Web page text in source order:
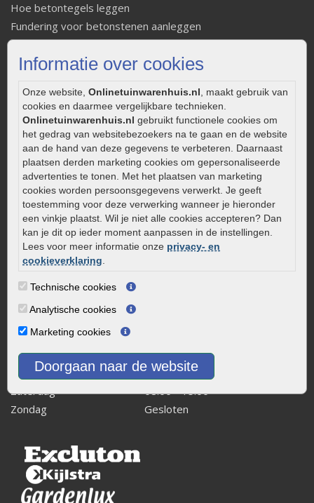
Informatie over cookies
Onze website, Onlinetuinwarenhuis.nl, maakt gebruik van
cookies en daarmee vergelijkbare technieken.
Onlinetuinwarenhuis.nl gebruikt functionele cookies om
het gedrag van websitebezoekers na te gaan en de website
aan de hand van deze gegevens te verbeteren. Daarnaast
plaatsen derden marketing cookies om gepersonaliseerde
advertenties te tonen. Met het plaatsen van marketing
cookies worden persoonsgegevens verwerkt. Je geeft
toestemming voor deze verwerking wanneer je hieronder
een vinkje plaatst. Wil je niet alle cookies accepteren? Dan
kan je dit op ieder moment aanpassen in de instellingen.
Lees voor meer informatie onze privacy- en
cookieverklaring.
Technische cookies
Analytische cookies
Marketing cookies
Doorgaan naar de website
Hoe betontegels leggen
Fundering voor betonstenen aanleggen
Welke tuinstijl past bij mij
Strakke tuin inrichten
Onderhoud van gebakken bestrating
Aanlegtips voor gebakken bestrating
Zelf een terras aanleggen
Kleine stadstuin inrichten
0320 – 219170
Kaapstanderweg 41
8243 RB Lelystad
info@onlinetuinwarenhuis.nl
Routebeschrijving
Dinsdag
Woensdag
Donderdag
08:00 - 17:00
Vrijdag
08:00 - 17:00
Zaterdag
08:00 - 15.00
Zondag
Gesloten